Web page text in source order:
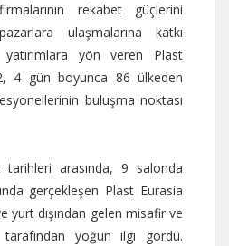
rekabet güçlerini
ulaşmalarına katkı
yön veren Plast
4 gün boyunca 86 ülkeden
buluşma noktası
arasında, 9 salonda
gerçekleşen Plast Eurasia
yurt dışından gelen misafir ve
yoğun ilgi gördü.